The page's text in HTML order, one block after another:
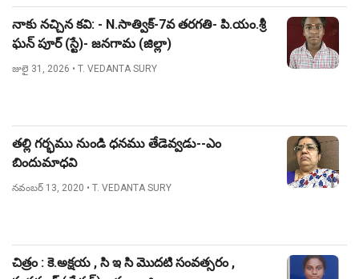
నాకు నచ్చిన కవి: - N.సాత్విక్-7వ తరగతి- పి.యం.శ్రీ
ఘన్ పూర్ (స్టే)- జనగామ (జిల్లా)
జులై 31, 2026 • T. VEDANTA SURY
తల్లి గర్భము నుండి ధనము తేడెవ్వడు--ఎం
బిందుమాధవి
నవంబర్ 13, 2020 • T. VEDANTA SURY
చిత్రం : కె.అక్షయ , సి ఇ సి మొదటి సంవత్సరం ,